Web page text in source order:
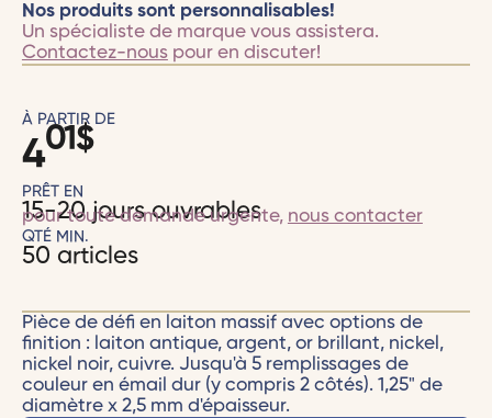
Nos produits sont personnalisables!
Un spécialiste de marque vous assistera.
Contactez-nouspour en discuter!
À PARTIR DE
401$
PRÊT EN
15-20 jours ouvrables
pour toute demande urgente, nous contacter
QTÉ MIN.
50 articles
Pièce de défi en laiton massif avec options de
finition : laiton antique, argent, or brillant, nickel,
nickel noir, cuivre. Jusqu'à 5 remplissages de
couleur en émail dur (y compris 2 côtés). 1,25" de
diamètre x 2,5 mm d'épaisseur.